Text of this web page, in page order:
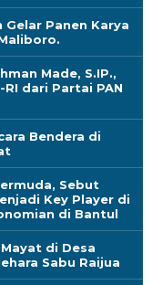
Gelar Panen Karya
Made, S.IP.,
RI dari Partai PAN
Bendera di
Sebut
Key Player di
di Bantul
di Desa
Sabu Raijua